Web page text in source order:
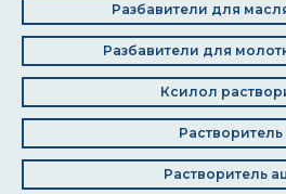
Разбавители для
Разбавители для
Ксилол
Растворитель
Растворитель